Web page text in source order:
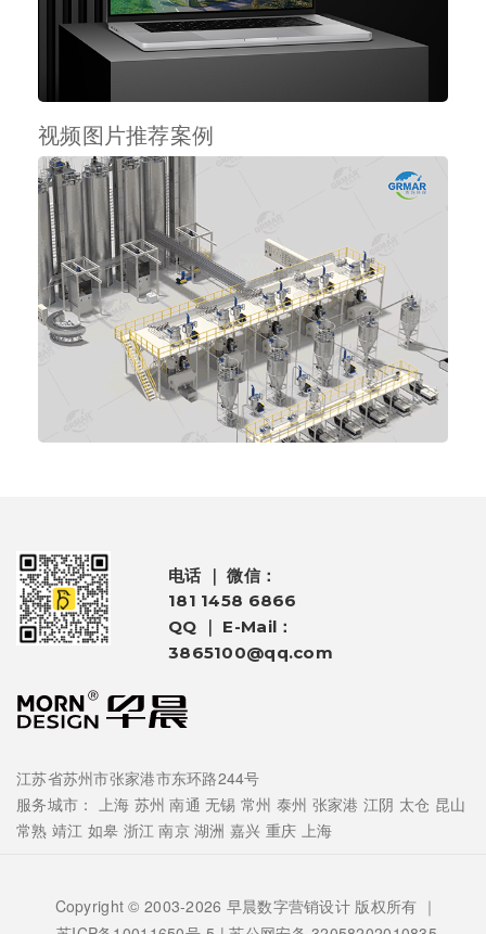
视频图片推荐案例
电话 ｜ 微信：
181 1458 6866
QQ ｜ E-Mail：
3865100@qq.com
江苏省苏州市张家港市东环路244号
服务城市： 上海 苏州 南通 无锡 常州 泰州 张家港 江阴 太仓 昆山
常熟 靖江 如皋 浙江 南京 湖洲 嘉兴 重庆 上海
Copyright © 2003-2026 早晨数字营销设计 版权所有 ｜